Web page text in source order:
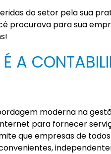
do setor pela sua
procurava para sua
A
moderna na
para fornecer
que empresas de